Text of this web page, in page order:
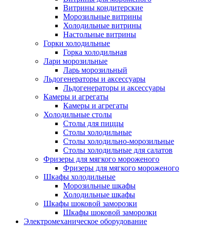
Витрины кондитерские
Морозильные витрины
Холодильные витрины
Настольные витрины
Горки холодильные
Горка холодильная
Лари морозильные
Ларь морозильный
Льдогенераторы и аксессуары
Льдогенераторы и аксессуары
Камеры и агрегаты
Камеры и агрегаты
Холодильные столы
Столы для пиццы
Столы холодильные
Столы холодильно-морозильные
Столы холодильные для салатов
Фризеры для мягкого мороженого
Фризеры для мягкого мороженого
Шкафы холодильные
Mорозильные шкафы
Холодильные шкафы
Шкафы шоковой заморозки
Шкафы шоковой заморозки
Электромеханическое оборудование